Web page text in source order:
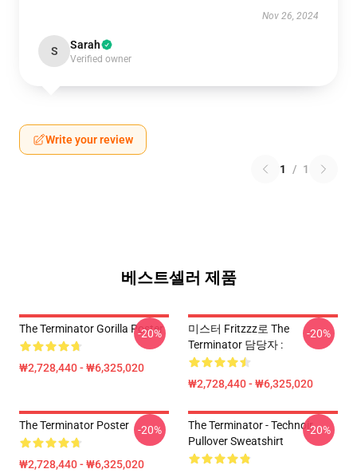
Nov 26, 2024
S Sarah
Verified owner
Write your review
1 / 1
베스트셀러 제품
The Terminator Gorilla Poster
₩2,728,440 - ₩6,325,020
-20%
미스터 Fritzzz로 The
Terminator 담당자 :
₩2,728,440 - ₩6,325,020
-20%
The Terminator Poster
₩2,728,440 - ₩6,325,020
-20%
The Terminator - Technoir
Pullover Sweatshirt
-20%